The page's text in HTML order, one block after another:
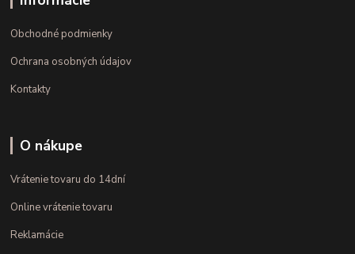
Obchodné podmienky
Ochrana osobných údajov
Kontakty
O nákupe
Vrátenie tovaru do 14dní
Online vrátenie tovaru
Reklamácie